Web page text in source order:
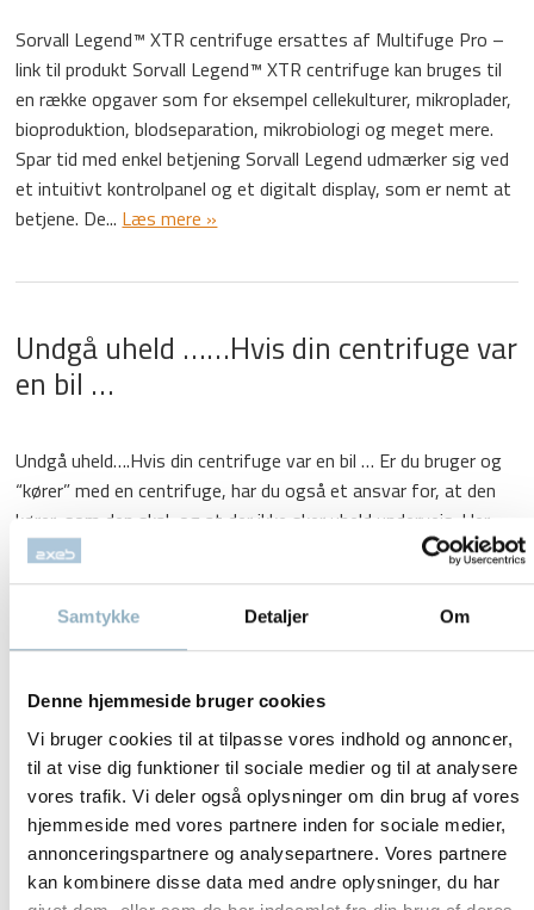
Samtykke Detaljer Om
Denne hjemmeside bruger cookies
Vi bruger cookies til at tilpasse vores indhold og annoncer,
til at vise dig funktioner til sociale medier og til at analysere
vores trafik. Vi deler også oplysninger om din brug af vores
hjemmeside med vores partnere inden for sociale medier,
annonceringspartnere og analysepartnere. Vores partnere
kan kombinere disse data med andre oplysninger, du har
Sorvall Legend™ XTR centrifuge ersattes af Multifuge Pro –
link til produkt Sorvall Legend™ XTR centrifuge kan bruges til
en række opgaver som for eksempel cellekulturer, mikroplader,
bioproduktion, blodseparation, mikrobiologi og meget mere.
Spar tid med enkel betjening Sorvall Legend udmærker sig ved
et intuitivt kontrolpanel og et digitalt display, som er nemt at
betjene. De... Læs mere »
Undgå uheld ……Hvis din centrifuge var
en bil …
Undgå uheld….Hvis din centrifuge var en bil … Er du bruger og
“kører” med en centrifuge, har du også et ansvar for, at den
kører, som den skal, og at der ikke sker uheld undervejs. Her
får du nogle gode råd med på vejen. Bilister ved, at det er en
god idé at følge manualen,...Læs mere »
Stor volumen, som ovenikøbet skåner
miljøet
Stor volumen, som ovenikøbet skåner miljøet Det er værd at
bemærke, at Lowspeed centrifuge Heraeus Cryofuge 16 og
Sorvall RC 16, udover en stor kapacitet (16 liter), også leveres